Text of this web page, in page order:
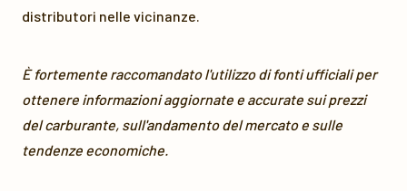
distributori nelle vicinanze.
È fortemente raccomandato l'utilizzo di fonti ufficiali per
ottenere informazioni aggiornate e accurate sui prezzi
del carburante, sull'andamento del mercato e sulle
tendenze economiche.